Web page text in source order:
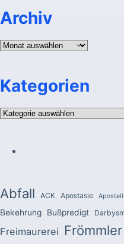
Archiv
Archiv
Kategorien
Kategorien
Abfall ACK Apostasie
Bekehrung Bußpredigt
Freimaurerei Frömmler